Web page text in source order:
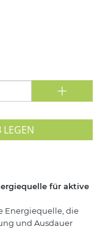
+
für aktive
Energiequelle, die
und Ausdauer